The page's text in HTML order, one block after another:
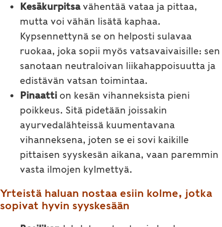
Kesäkurpitsavähentää vataa ja pittaa,
mutta voi vähän lisätä kaphaa.
Kypsennettynä se on helposti sulavaa
ruokaa, joka sopii myös vatsavaivaisille: sen
sanotaan neutraloivan liikahappoisuutta ja
edistävän vatsan toimintaa.
Pinaatti on kesän vihanneksista pieni
poikkeus. Sitä pidetään joissakin
ayurvedalähteissä kuumentavana
vihanneksena, joten se ei sovi kaikille
pittaisen syyskesän aikana, vaan paremmin
vasta ilmojen kylmettyä.
Yrteistä haluan nostaa esiin kolme, jotka
sopivat hyvin syyskesään